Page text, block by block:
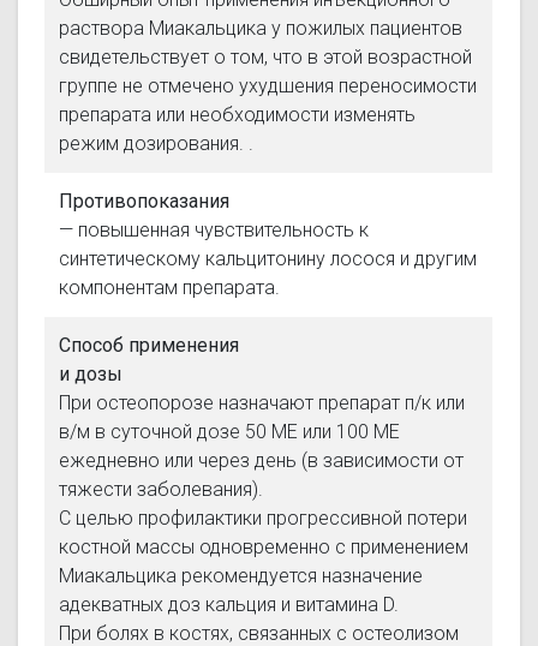
раствора Миакальцика у пожилых пациентов
свидетельствует о том, что в этой возрастной
группе не отмечено ухудшения переносимости
препарата или необходимости изменять
режим дозирования. .
Противопоказания
— повышенная чувствительность к
синтетическому кальцитонину лосося и другим
компонентам препарата.
Способ применения
и дозы
При остеопорозе назначают препарат п/к или
в/м в суточной дозе 50 МЕ или 100 МЕ
ежедневно или через день (в зависимости от
тяжести заболевания).
С целью профилактики прогрессивной потери
костной массы одновременно с применением
Миакальцика рекомендуется назначение
адекватных доз кальция и витамина D.
При болях в костях, связанных с остеолизом